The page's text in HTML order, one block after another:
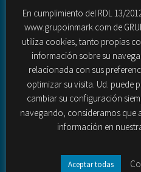
Fuerza de ventas externas
Contact Center (outbound –
Sectores
Banca y seguros
Telecomunciaciones
En cumplimiento del RDL 13/
www.grupoinmark.com de
utiliza cookies, tanto propias
información sobre su
relacionada con sus
optimizar su visita. Ud. puede
cambiar su configuración
navegando, consideramos que
información en
Aceptar todas